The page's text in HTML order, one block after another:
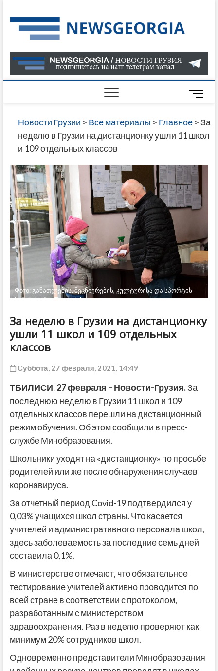
to
content
О
В
ГРУЗИИ
САЙТЕ
M
e
n
u
t
t
o
n
Новости Грузии > Все материалы > Главное>За
неделю в Грузии на дистанционку ушли 11 школ
и 109 отдельных классов
Фото: განათლების, მეცნიერების, კულტურისა და სპორტის
სამინისტრო/Facebook
За неделю в Грузии на дистанционку
ушли 11 школ и 109 отдельных
классов
Суббота, 27 февраля, 2021, 14:49
ТБИЛИСИ, 27 февраля – Новости-Грузия.За
последнюю неделю в Грузии 11 школ и 109
отдельных классов перешли на дистанционный
режим обучения. Об этом сообщили в пресс-
службе Минобразования.
Школьники уходят на «дистанционку» по просьбе
родителей или же после обнаружения случаев
коронавируса.
За отчетный период Covid-19 подтвердился у
0,03% учащихся школ страны. Что касается
учителей и административного персонала школ,
здесь заболеваемость за последние семь дней
составила 0,1%.
В министерстве отмечают, что обязательное
тестирование учителей активно проводится по
всей стране в соответствии с протоколом,
разработанным с министерством
здравоохранения. Раз в неделю проверяют как
минимум 20% сотрудников школ.
Одновременно представители Минобразования